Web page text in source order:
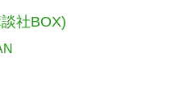
社BOX)